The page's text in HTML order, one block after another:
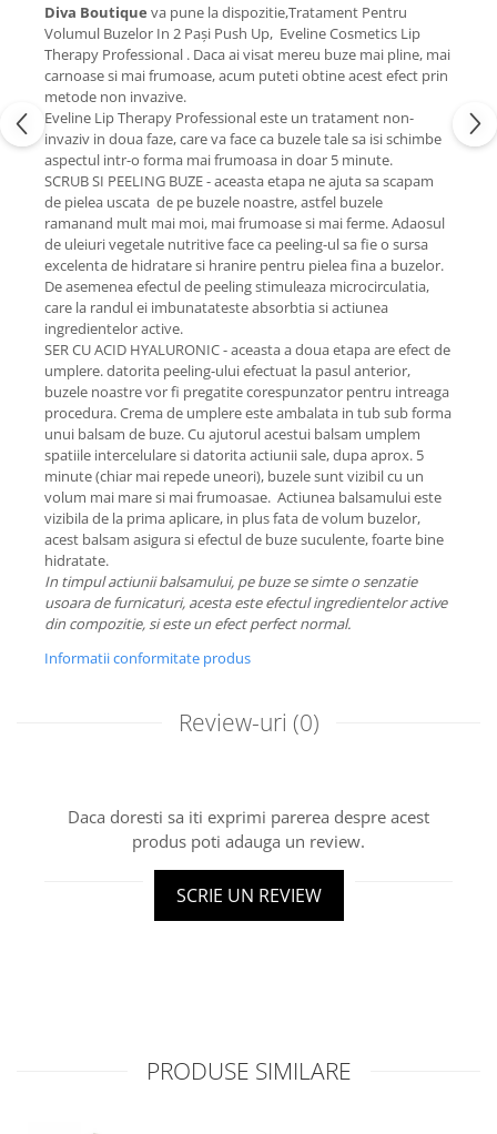
Diva Boutique va pune la dispozitie,Tratament Pentru
Volumul Buzelor In 2 Pași Push Up, Eveline Cosmetics Lip
Therapy Professional . Daca ai visat mereu buze mai pline, mai
carnoase si mai frumoase, acum puteti obtine acest efect prin
metode non invazive.
Eveline Lip Therapy Professional este un tratament non-
invaziv in doua faze, care va face ca buzele tale sa isi schimbe
aspectul intr-o forma mai frumoasa in doar 5 minute.
SCRUB SI PEELING BUZE - aceasta etapa ne ajuta sa scapam
de pielea uscata de pe buzele noastre, astfel buzele
ramanand mult mai moi, mai frumoase si mai ferme. Adaosul
de uleiuri vegetale nutritive face ca peeling-ul sa fie o sursa
excelenta de hidratare si hranire pentru pielea fina a buzelor.
De asemenea efectul de peeling stimuleaza microcirculatia,
care la randul ei imbunatateste absorbtia si actiunea
ingredientelor active.
SER CU ACID HYALURONIC - aceasta a doua etapa are efect de
umplere. datorita peeling-ului efectuat la pasul anterior,
buzele noastre vor fi pregatite corespunzator pentru intreaga
procedura. Crema de umplere este ambalata in tub sub forma
unui balsam de buze. Cu ajutorul acestui balsam umplem
spatiile intercelulare si datorita actiunii sale, dupa aprox. 5
minute (chiar mai repede uneori), buzele sunt vizibil cu un
volum mai mare si mai frumoasae. Actiunea balsamului este
vizibila de la prima aplicare, in plus fata de volum buzelor,
acest balsam asigura si efectul de buze suculente, foarte bine
hidratate.
In timpul actiunii balsamului, pe buze se simte o senzatie
usoara de furnicaturi, acesta este efectul ingredientelor active
din compozitie, si este un efect perfect normal.
Informatii conformitate produs
Review-uri (0)
Daca doresti sa iti exprimi parerea despre acest
produs poti adauga un review.
SCRIE UN REVIEW
PRODUSE SIMILARE